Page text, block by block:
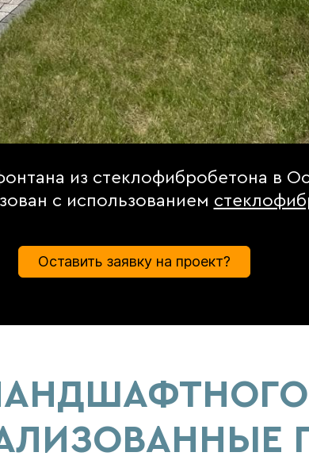
из стеклофибробетона в
с использованием
Оставить заявку на проект?